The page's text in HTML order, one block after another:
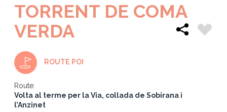
TORRENT DE COMA
VERDA
ROUTE POI
Route:
Volta al terme per la Via, collada de Sobirana i
l’Anzinet